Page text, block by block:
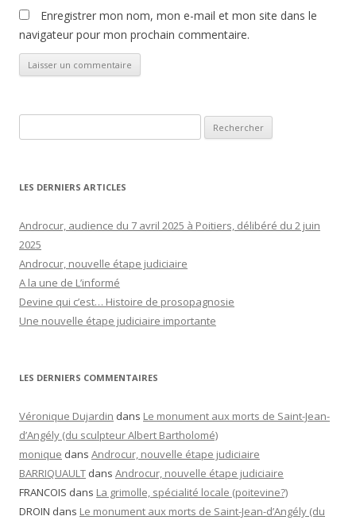
Enregistrer mon nom, mon e-mail et mon site dans le
navigateur pour mon prochain commentaire.
LES DERNIERS ARTICLES
Androcur, audience du 7 avril 2025 à Poitiers, délibéré du 2 juin
2025
Androcur, nouvelle étape judiciaire
A la une de L’informé
Devine qui c’est… Histoire de prosopagnosie
Une nouvelle étape judiciaire importante
LES DERNIERS COMMENTAIRES
Véronique Dujardin dans Le monument aux morts de Saint-Jean-
d’Angély (du sculpteur Albert Bartholomé)
monique dans Androcur, nouvelle étape judiciaire
BARRIQUAULT dans Androcur, nouvelle étape judiciaire
FRANCOIS dans La grimolle, spécialité locale (poitevine?)
DROIN dans Le monument aux morts de Saint-Jean-d’Angély (du